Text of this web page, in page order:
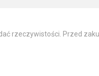
rzeczywistości. Przed